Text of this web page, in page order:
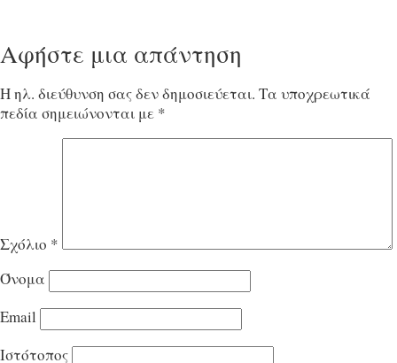
Αφήστε μια απάντηση
Η ηλ. διεύθυνση σας δεν δημοσιεύεται. Τα υποχρεωτικά
πεδία σημειώνονται με *
Σχόλιο *
Όνομα
Email
Ιστότοπος